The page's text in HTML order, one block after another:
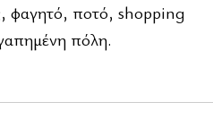
φαγητό, ποτό, shopping
πόλη.